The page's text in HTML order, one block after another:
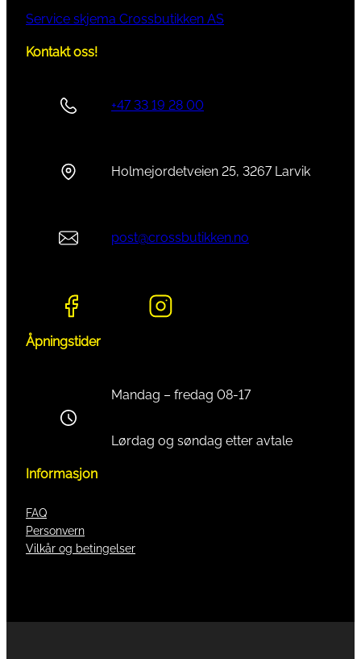
Service skjema Crossbutikken AS
Kontakt oss!
+47 33 19 28 00
Holmejordetveien 25, 3267 Larvik
post@crossbutikken.no
Åpningstider
Mandag – fredag 08-17
Lørdag og søndag etter avtale
Informasjon
FAQ
Personvern
Vilkår og betingelser